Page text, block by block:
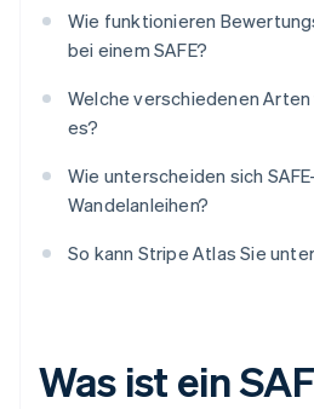
Wie funktionieren
bei einem SAFE?
Welche verschiedenen
es?
Wie unterscheiden sich
Wandelanleihen?
So kann Stripe Atlas Sie
Was ist ein